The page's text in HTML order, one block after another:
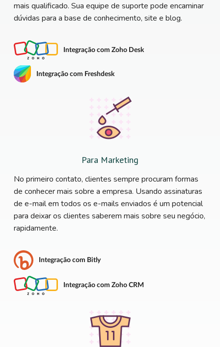
mais qualificado. Sua equipe de suporte pode encaminar
dúvidas para a base de conhecimento, site e blog.
Integração com Zoho Desk
Integração com Freshdesk
Para Marketing
No primeiro contato, clientes sempre procuram formas
de conhecer mais sobre a empresa. Usando assinaturas
de e-mail em todos os e-mails enviados é um potencial
para deixar os clientes saberem mais sobre seu negócio,
rapidamente.
Integração com Bitly
Integração com Zoho CRM